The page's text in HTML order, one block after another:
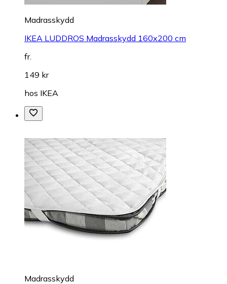
Madrasskydd
IKEA LUDDROS Madrasskydd 160x200 cm
fr.
149 kr
hos IKEA
Madrasskydd